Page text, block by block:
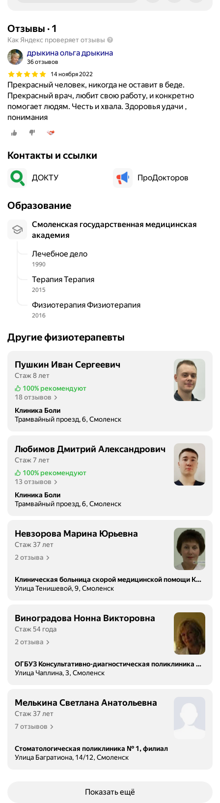
Отзывы · 1
Как Яндекс проверяет отзывы
дрыкина ольга дрыкина
36 отзывов
14 ноября 2022
Прекрасный человек, никогда не оставит в беде.
Прекрасный врач, любит свою работу, и конкретно
помогает людям. Честь и хвала. Здоровья удачи ,
понимания
Контакты и ссылки
ДОКТУ ПроДокторов
Образование
Смоленская государственная медицинская
академия
Лечебное дело
1990
Терапия Терапия
2015
Физиотерапия Физиотерапия
2016
Другие физиотерапевты
Пушкин Иван Сергеевич
Стаж 8 лет
100% рекомендуют
18 отзывов
Клиника Боли
Трамвайный проезд, 6, Смоленск
Любимов Дмитрий Александрович
Стаж 7 лет
100% рекомендуют
13 отзывов
Клиника Боли
Трамвайный проезд, 6, Смоленск
Невзорова Марина Юрьевна
Стаж 37 лет
2 отзыва
Клиническая больница скорой медицинской помощи Красный крест
Улица Тенишевой, 9, Смоленск
Виноградова Нонна Викторовна
Стаж 54 года
2 отзыва
ОГБУЗ Консультативно-диагностическая поликлиника № 1
Улица Чаплина, 3, Смоленск
Мелькина Светлана Анатольевна
Стаж 37 лет
7 отзывов
Стоматологическая поликлиника № 1, филиал
Улица Багратиона, 14/12, Смоленск
Показать ещё